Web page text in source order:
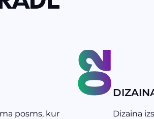
posms, kur
02
Dizaina